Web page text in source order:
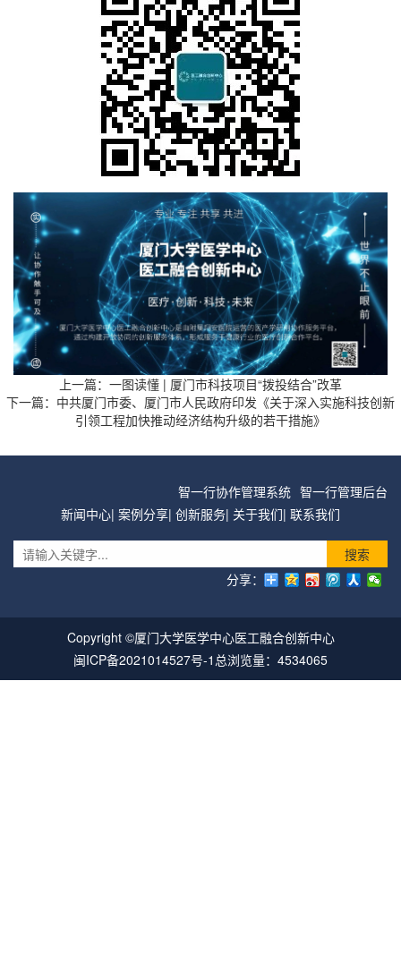
上一篇： 一图读懂 | 厦门市科技项目“拨投结合”改革
下一篇： 中共厦门市委、厦门市人民政府印发《关于深入实施科技创新
引领工程加快推动经济结构升级的若干措施》
智一行协作管理系统 智一行管理后台
新闻中心| 案例分享| 创新服务| 关于我们| 联系我们
搜索
分享：
Copyright ©厦门大学医学中心医工融合创新中心
闽ICP备2021014527号-1 总浏览量：4534065